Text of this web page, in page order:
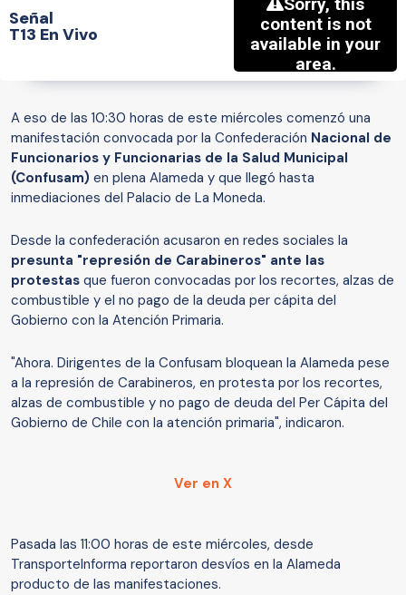
Señal
T13 En Vivo
A eso de las 10:30 horas de este miércoles comenzó una
manifestación convocada por la Confederación Nacional de
Funcionarios y Funcionarias de la Salud Municipal
(Confusam) en plena Alameda y que llegó hasta
inmediaciones del Palacio de La Moneda.
Desde la confederación acusaron en redes sociales la
presunta "represión de Carabineros" ante las
protestas que fueron convocadas por los recortes, alzas de
combustible y el no pago de la deuda per cápita del
Gobierno con la Atención Primaria.
"Ahora. Dirigentes de la Confusam bloquean la Alameda pese
a la represión de Carabineros, en protesta por los recortes,
alzas de combustible y no pago de deuda del Per Cápita del
Gobierno de Chile con la atención primaria", indicaron.
Ver en X
Pasada las 11:00 horas de este miércoles, desde
TransporteInforma reportaron desvíos en la Alameda
producto de las manifestaciones.